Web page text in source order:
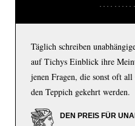
Täglich schreiben
auf Tichys Einblick ihre
jenen Fragen, die sonst oft
den Teppich gekehrt werden.
DEN PREIS FÜR